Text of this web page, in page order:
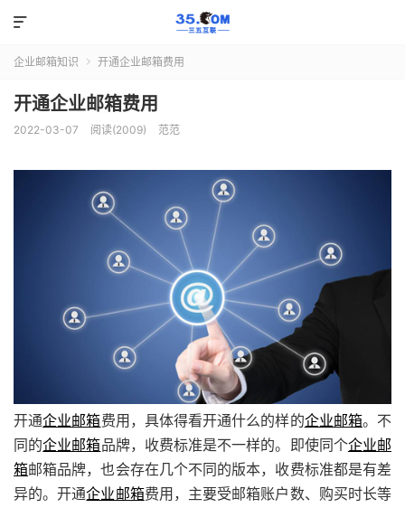

企业邮箱知识  开通企业邮箱费用
开通企业邮箱费用
2022-03-07 阅读(2009) 范范
开通企业邮箱费用，具体得看开通什么的样的企业邮箱。不
同的企业邮箱品牌，收费标准是不一样的。即使同个企业邮
箱邮箱品牌，也会存在几个不同的版本，收费标准都是有差
异的。开通企业邮箱费用，主要受邮箱账户数、购买时长等